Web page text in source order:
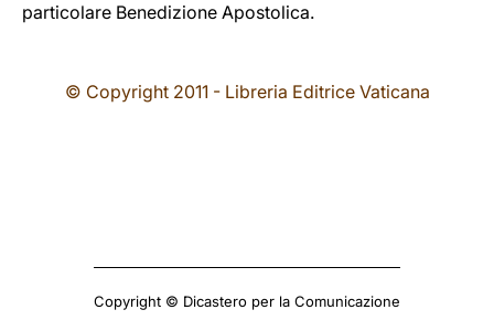
particolare Benedizione Apostolica.
© Copyright 2011 - Libreria Editrice Vaticana
Copyright © Dicastero per la Comunicazione